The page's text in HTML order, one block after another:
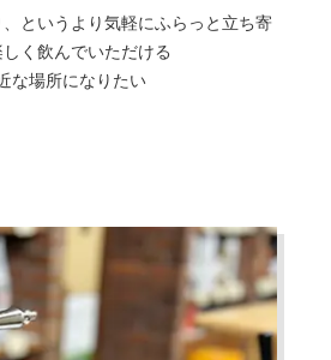
というより気軽にふらっと立ち寄
しく飲んでいただける
な場所になりたい